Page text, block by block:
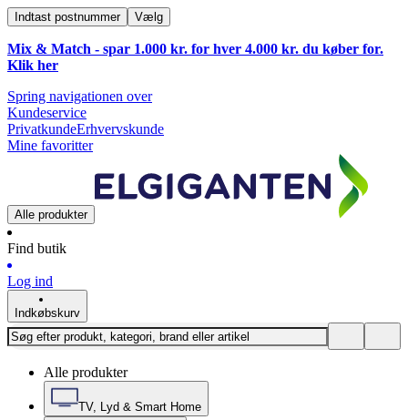
Indtast postnummer Vælg
Mix & Match - spar 1.000 kr. for hver 4.000 kr. du køber for.
Klik her
Spring navigationen over
Kundeservice
PrivatkundeErhvervskunde
Mine favoritter
Alle produkter
Find butik
Log ind
Indkøbskurv
Alle produkter
TV, Lyd & Smart Home